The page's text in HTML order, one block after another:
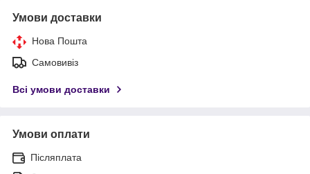
Умови доставки
Нова Пошта
Самовивіз
Всі умови доставки
Умови оплати
Післяплата